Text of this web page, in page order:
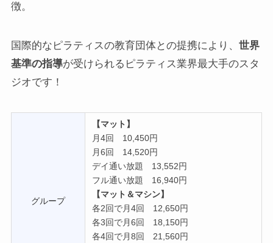
徴。
国際的なピラティスの教育団体との提携により、 世界
基準の指導が受けられるピラティス業界最大手のスタ
ジオです！
グループ
【マット】
月4回 10,450円
月6回 14,520円
デイ通い放題 13,552円
フル通い放題 16,940円
【マット＆マシン】
各2回で月4回 12,650円
各3回で月6回 18,150円
各4回で月8回 21,560円